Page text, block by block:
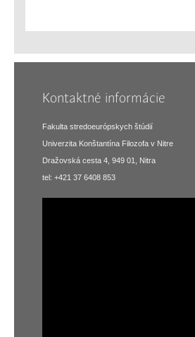
Kontaktné informácie
Fakulta stredoeurópskych štúdií
Univerzita Konštantína Filozofa v Nitre
Dražovská cesta 4, 949 01, Nitra
tel: +421 37 6408 853